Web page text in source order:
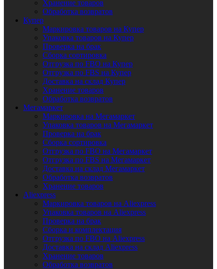
Хранение товаров
Обработка возвратов
Купер
Маркировка товаров на Купер
Упаковка товаров на Купер
Проверка на брак
Сборка сортировка
Отгрузка по FBO на Купер
Отгрузка по FBS на Купер
Доставка на склад Купер
Хранение товаров
Обработка возвратов
Мегамаркет
Маркировка на Мегамаркет
Упаковка товаров на Мегамаркет
Проверка на брак
Сборка сортировка
Отгрузка по FBO на Мегамаркет
Отгрузка по FBS на Мегамаркет
Доставка на склад Мегамаркет
Обработка возвратов
Хранение товаров
Aliexpress
Маркировка товаров на Aliexpress
Упаковка товаров на Aliexpress
Проверка на брак
Сборка и комплектация
Отгрузка по FBO на Aliexpress
Доставка на склад Aliexpress
Хранение товаров
Обработка возвратов